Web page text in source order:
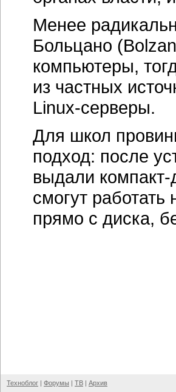
Менее
Больцано
компьютеры,
из частных
Linux-серверы.
Для школ
подход: после
выдали компакт-
смогут
прямо с диска,
Техноблог | Форумы | ТВ | Архив